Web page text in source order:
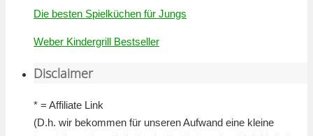
Die besten Spielküchen für Jungs
Weber Kindergrill Bestseller
Disclaimer
* = Affiliate Link
(D.h. wir bekommen für unseren Aufwand eine kleine